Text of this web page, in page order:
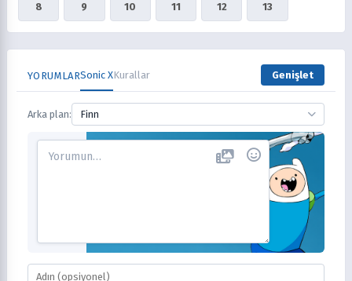
8 9 10 11 12 13
YORUMLARSonic XKurallar Genişlet
Arka plan: Finn